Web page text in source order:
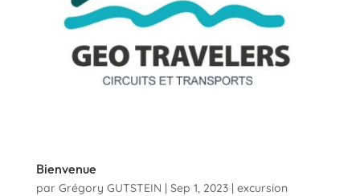
Bienvenue
par Grégory GUTSTEIN | Sep 1, 2023| excursion